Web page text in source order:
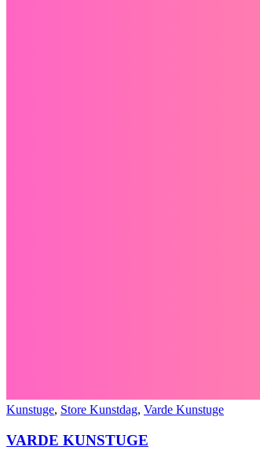
Kunstuge, Store Kunstdag, Varde Kunstuge
VARDE KUNSTUGE